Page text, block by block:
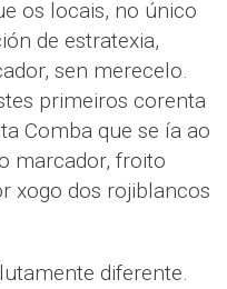
os locais, no único
de estratexia,
sen merecelo.
primeiros corenta
Comba que se ía ao
marcador, froito
xogo dos rojiblancos
diferente.